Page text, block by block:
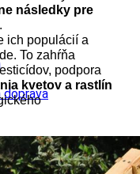
doprava
následky pre
.
ich populácií a
To zahŕňa
podpora
kvetov a rastlín